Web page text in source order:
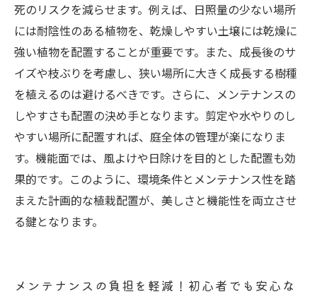
死のリスクを減らせます。例えば、日照量の少ない場所
には耐陰性のある植物を、乾燥しやすい土壌には乾燥に
強い植物を配置することが重要です。また、成長後のサ
イズや枝ぶりを考慮し、狭い場所に大きく成長する樹種
を植えるのは避けるべきです。さらに、メンテナンスの
しやすさも配置の決め手となります。剪定や水やりのし
やすい場所に配置すれば、庭全体の管理が楽になりま
す。機能面では、風よけや日除けを目的とした配置も効
果的です。このように、環境条件とメンテナンス性を踏
まえた計画的な植栽配置が、美しさと機能性を両立させ
る鍵となります。
メンテナンスの負担を軽減！初心者でも安心な